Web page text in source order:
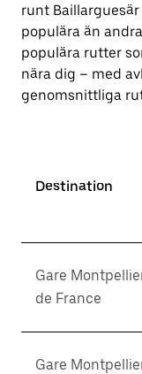
runt
populära än
populära rutter
nära dig – med
genomsnittliga
Destination
Gare
de France
Gare